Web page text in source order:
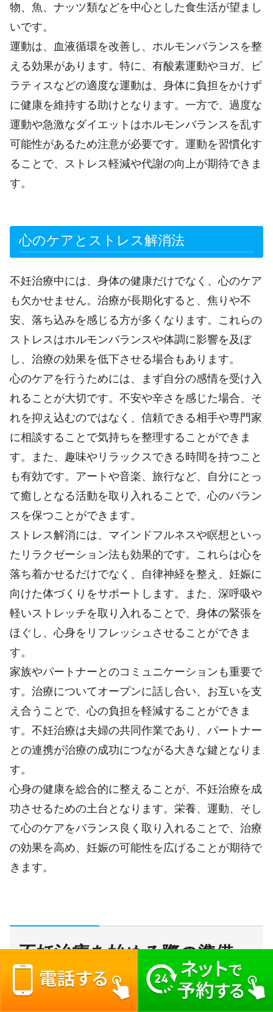
物、魚、ナッツ類などを中心とした食生活が望まし
いです。
運動は、血液循環を改善し、ホルモンバランスを整
える効果があります。特に、有酸素運動やヨガ、ピ
ラティスなどの適度な運動は、身体に負担をかけず
に健康を維持する助けとなります。一方で、過度な
運動や急激なダイエットはホルモンバランスを乱す
可能性があるため注意が必要です。運動を習慣化す
ることで、ストレス軽減や代謝の向上が期待できま
す。
心のケアとストレス解消法
不妊治療中には、身体の健康だけでなく、心のケア
も欠かせません。治療が長期化すると、焦りや不
安、落ち込みを感じる方が多くなります。これらの
ストレスはホルモンバランスや体調に影響を及ぼ
し、治療の効果を低下させる場合もあります。
心のケアを行うためには、まず自分の感情を受け入
れることが大切です。不安や辛さを感じた場合、そ
れを抑え込むのではなく、信頼できる相手や専門家
に相談することで気持ちを整理することができま
す。また、趣味やリラックスできる時間を持つこと
も有効です。アートや音楽、旅行など、自分にとっ
て癒しとなる活動を取り入れることで、心のバラン
スを保つことができます。
ストレス解消には、マインドフルネスや瞑想といっ
たリラクゼーション法も効果的です。これらは心を
落ち着かせるだけでなく、自律神経を整え、妊娠に
向けた体づくりをサポートします。また、深呼吸や
軽いストレッチを取り入れることで、身体の緊張を
ほぐし、心身をリフレッシュさせることができま
す。
家族やパートナーとのコミュニケーションも重要で
す。治療についてオープンに話し合い、お互いを支
え合うことで、心の負担を軽減することができま
す。不妊治療は夫婦の共同作業であり、パートナー
との連携が治療の成功につながる大きな鍵となりま
す。
心身の健康を総合的に整えることが、不妊治療を成
功させるための土台となります。栄養、運動、そし
て心のケアをバランス良く取り入れることで、治療
の効果を高め、妊娠の可能性を広げることが期待で
きます。
不妊治療を始める際の準備
治療を始める前に考えること